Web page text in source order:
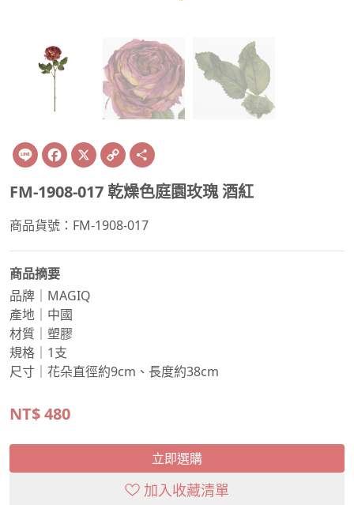
Line Facebook
X Copy
Link
FM-1908-017 乾燥色庭園玫瑰 酒紅
商品貨號：FM-1908-017
商品摘要
品牌｜MAGIQ
產地｜中國
材質｜塑膠
規格｜1支
尺寸｜花朵直徑約9cm、長度約38cm
NT$480
立即選購
加入收藏清單